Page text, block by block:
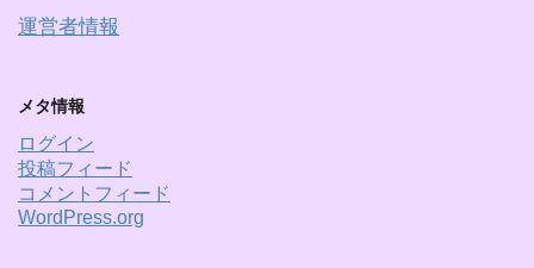
運営者情報
メタ情報
ログイン
投稿フィード
コメントフィード
WordPress.org